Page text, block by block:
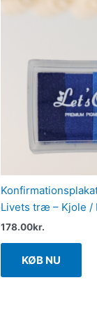
Livets træ – Kjole /
178.00kr.
KØB NU